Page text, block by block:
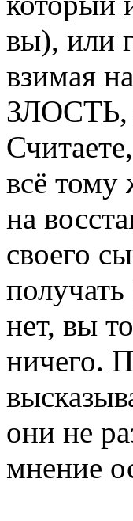
вы), или
взимая
ЗЛОСТЬ,
всё тому
на
своего
нет, вы
ничего.
они не
мнение